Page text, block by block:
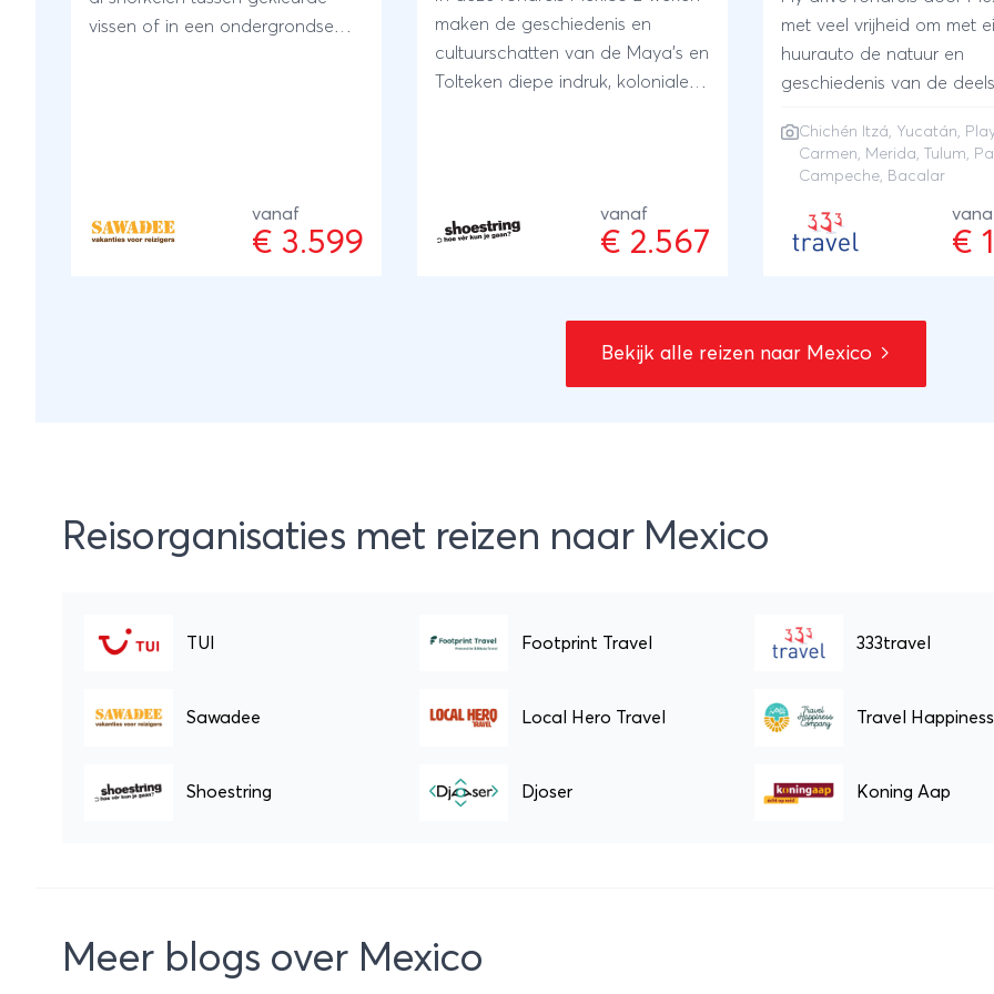
vissen of in een ondergrondse
kajaktocht. Neem een duik onder
de waterval en ontdek hoe lang
vanaf
€ 3.599
maken de geschiedenis en
cultuurschatten van de Maya's en
Tolteken diepe indruk, koloniale
ander aspect van Mexico zien en
tropische badplaatsen bieden
'Doe of je thuis bent.' De grote
vanaf
€ 2.567
met veel vrijheid om met
huurauto de natuur en
geschiedenis van de
Je bezoekt Chichén Itza,
Campeche, Palenque,
Chichén Itzá, Yucatán,
Carmen, Merida, Tulum,
Campeche, Bacalar
€
Bekijk alle reizen naar Mexico
Reisorganisaties met reizen naar Mexico
TUI Footprint Travel 333travel
Sawadee Local Hero Travel
Shoestring Djoser Koning Aap
Meer blogs over Mexico